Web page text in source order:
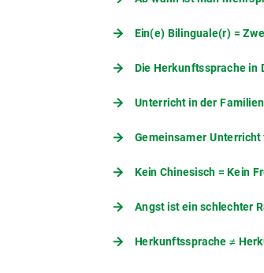
Ein(e) Bilinguale(r) =
Die Herkunftssprache in
Unterricht in der
Gemeinsamer
Kein Chinesisch = Kein
Angst ist ein schlechter
Herkunftssprache ≠